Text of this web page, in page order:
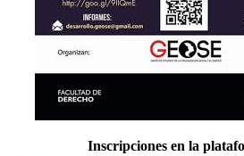
Inscripciones en la